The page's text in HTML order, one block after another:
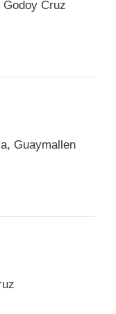
Cruz
Guaymallen